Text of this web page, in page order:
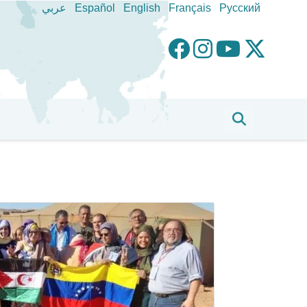
عربي Español English Français Pусский